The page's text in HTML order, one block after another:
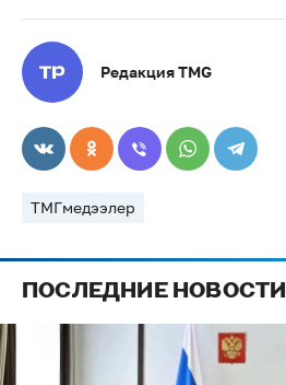
Редакция TMG
ТМГмедээлер
ПОСЛЕДНИЕ НОВОСТИ